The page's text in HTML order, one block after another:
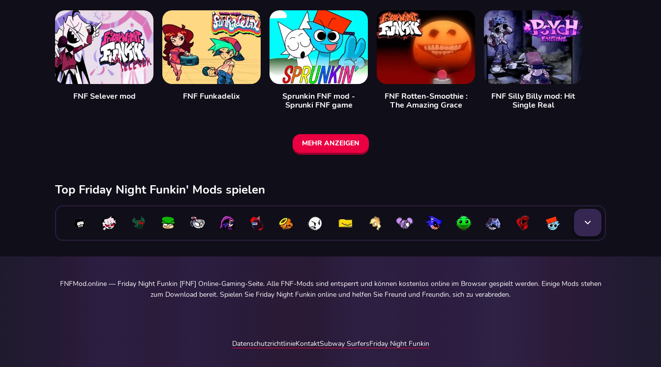
FNF Selever mod FNF Funkadelix
Sprunkin FNF mod -
Sprunki FNF game
FNF Rotten-Smoothie :
The Amazing Grace
FNF Silly Billy mod: Hit
Single Real
MEHR ANZEIGEN
Top Friday Night Funkin' Mods spielen
FNFMod.online — Friday Night Funkin [FNF] Online-Gaming-Seite. Alle FNF-Mods sind entsperrt und können kostenlos online im Browser gespielt werden. Einige Mods stehen
zum Download bereit. Spielen Sie Friday Night Funkin online und helfen Sie Freund und Freundin, sich zu verabreden.
DatenschutzrichtlinieKontaktSubway SurfersFriday Night Funkin